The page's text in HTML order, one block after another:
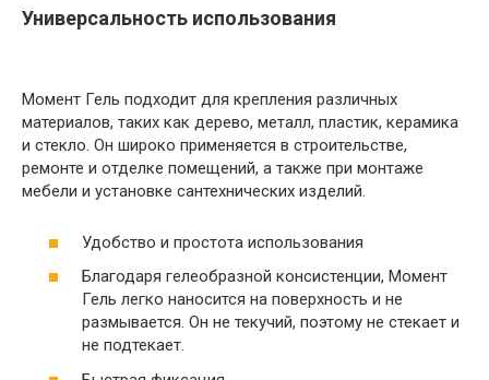
Универсальность использования
Момент Гель подходит для крепления различных
материалов, таких как дерево, металл, пластик, керамика
и стекло. Он широко применяется в строительстве,
ремонте и отделке помещений, а также при монтаже
мебели и установке сантехнических изделий.
Удобство и простота использования
Благодаря гелеобразной консистенции, Момент
Гель легко наносится на поверхность и не
размывается. Он не текучий, поэтому не стекает и
не подтекает.